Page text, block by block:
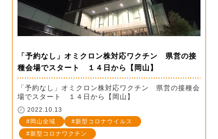
「予約なし」オミクロン株対応ワクチン 県営の接
種会場でスタート １４日から【岡山】
「予約なし」オミクロン株対応ワクチン 県営の接種会
場でスタート １４日から【岡山】
2022.10.13
岡山全域
新型コロナウイルス
新型コロナワクチン